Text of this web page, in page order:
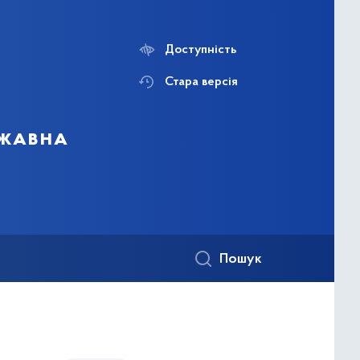
Доступність
Стара версія
Пошук